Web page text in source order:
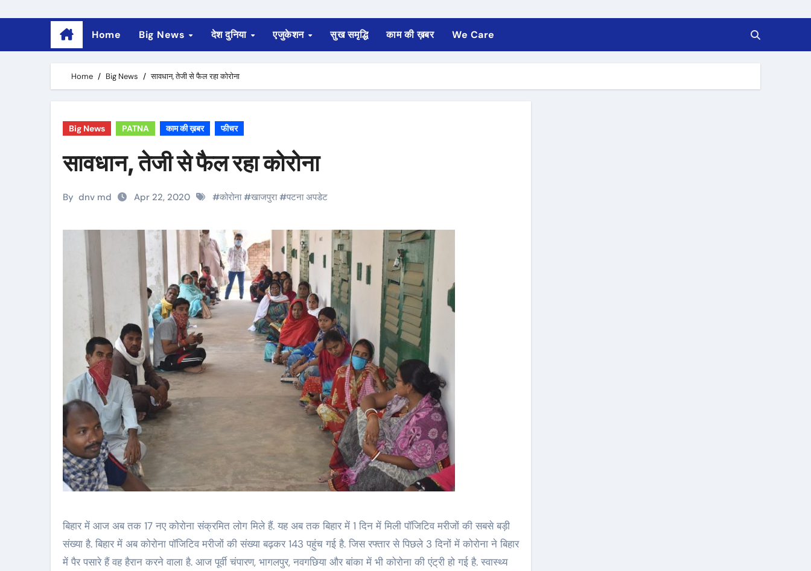
Home Big News देश दुनिया एजुकेशन सुख समृद्धि काम की ख़बर We Care
Home Big News सावधान, तेजी से फैल रहा कोरोना
Big News PATNA काम की ख़बर फीचर
सावधान, तेजी से फैल रहा कोरोना
By dnv md Apr 22, 2020 #कोरोना#खाजपुरा#पटना अपडेट
बिहार में आज अब तक 17 नए कोरोना संक्रमित लोग मिले हैं. यह अब तक बिहार में 1 दिन में मिली पॉजिटिव मरीजों की सबसे बड़ी
संख्या है. बिहार में अब कोरोना पॉजिटिव मरीजों की संख्या बढ़कर 143 पहुंच गई है. जिस रफ्तार से पिछले 3 दिनों में कोरोना ने बिहार
में पैर पसारे हैं वह हैरान करने वाला है. आज पूर्वी चंपारण, भागलपुर, नवगछिया और बांका में भी कोरोना की एंट्री हो गई है. स्वास्थ्य